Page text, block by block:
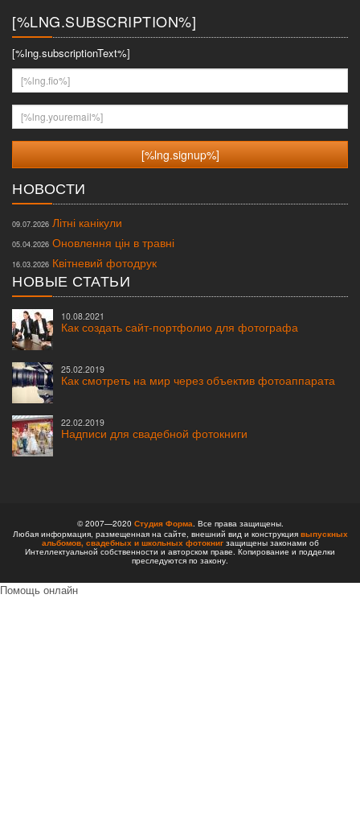
[%LNG.SUBSCRIPTION%]
[%lng.subscriptionText%]
[%lng.fio%]
[%lng.youremail%]
НОВОСТИ
09.07.2026 Літні канікули
05.04.2026 Оновлення цін в травні
16.03.2026 Квітневий фотодрук
НОВЫЕ СТАТЬИ
10.08.2021
Как создать сайт-портфолио для фотографа
25.02.2019
Как смотреть на мир через объектив фотоаппарата
22.02.2019
Надписи для свадебной фотокниги
© 2007—2020 Студия Форма . Все права защищены.
Любая информация, размещенная на сайте, внешний вид и конструкция выпускных
альбомов, свадебных и школьных фотокнигзащищены законами об
Интеллектуальной собственности и авторском праве. Копирование и подделки
преследуются по закону.
Помощь онлайн